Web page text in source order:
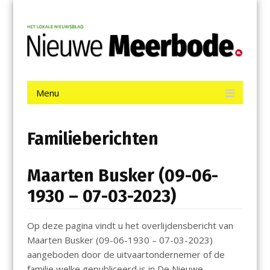
contentNieuwe Meerbode
Menu
Familieberichten
Maarten Busker (09-06-
1930 – 07-03-2023)
Op deze pagina vindt u het overlijdensbericht van
Maarten Busker (09-06-1930 – 07-03-2023)
aangeboden door de uitvaartondernemer of de